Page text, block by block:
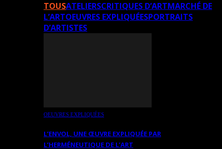
TOUSATELIERSCRITIQUES D’ARTMARCHÉ DE
L’ARTOEUVRES EXPLIQUÉESPORTRAITS
D’ARTISTES
OEUVRES EXPLIQUÉES
L’ENVOL, UNE ŒUVRE EXPLIQUÉE PAR
L’HERMÉNEUTIQUE DE L’ART